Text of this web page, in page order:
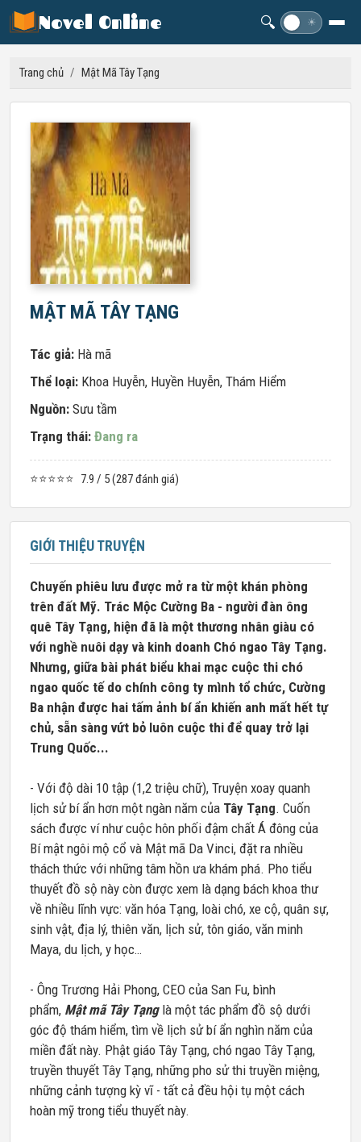
Novel Online 🔍 ☀
Trang chủ / Mật Mã Tây Tạng
MẬT MÃ TÂY TẠNG
Tác giả: Hà mã
Thể loại: Khoa Huyễn, Huyền Huyễn, Thám Hiểm
Nguồn: Sưu tầm
Trạng thái: Đang ra
⭐⭐⭐⭐⭐ 7.9 / 5 (287 đánh giá)
GIỚI THIỆU TRUYỆN
Chuyến phiêu lưu được mở ra từ một khán phòng
trên đất Mỹ. Trác Mộc Cường Ba - người đàn ông
quê Tây Tạng, hiện đã là một thương nhân giàu có
với nghề nuôi dạy và kinh doanh Chó ngao Tây Tạng.
Nhưng, giữa bài phát biểu khai mạc cuộc thi chó
ngao quốc tế do chính công ty mình tổ chức, Cường
Ba nhận được hai tấm ảnh bí ẩn khiến anh mất hết tự
chủ, sẵn sàng vứt bỏ luôn cuộc thi để quay trở lại
Trung Quốc...
- Với độ dài 10 tập (1,2 triệu chữ), Truyện xoay quanh
lịch sử bí ẩn hơn một ngàn năm của Tây Tạng. Cuốn
sách được ví như cuộc hôn phối đậm chất Á đông của
Bí mật ngôi mộ cổ và Mật mã Da Vinci, đặt ra nhiều
thách thức với những tâm hồn ưa khám phá. Pho tiểu
thuyết đồ sộ này còn được xem là dạng bách khoa thư
về nhiều lĩnh vực: văn hóa Tạng, loài chó, xe cộ, quân sự,
sinh vật, địa lý, thiên văn, lịch sử, tôn giáo, văn minh
Maya, du lịch, y học…
- Ông Trương Hải Phong, CEO của San Fu, bình
phẩm, Mật mã Tây Tạng là một tác phẩm đồ sộ dưới
góc độ thám hiểm, tìm về lịch sử bí ẩn nghìn năm của
miền đất này. Phật giáo Tây Tạng, chó ngao Tây Tạng,
truyền thuyết Tây Tạng, những pho sử thi truyền miệng,
những cảnh tượng kỳ vĩ - tất cả đều hội tụ một cách
hoàn mỹ trong tiểu thuyết này.